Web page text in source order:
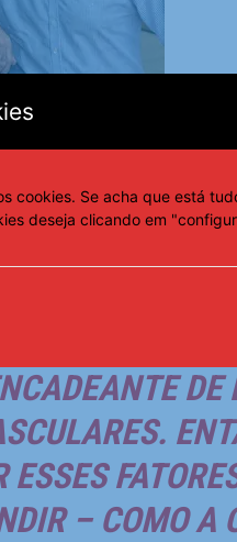
entre a vacina e
Brasileira de Imunizações
VIRAL NÃO É
DE
ESSES
– COMO A
cookies. Se acha que está
deseja clicando em